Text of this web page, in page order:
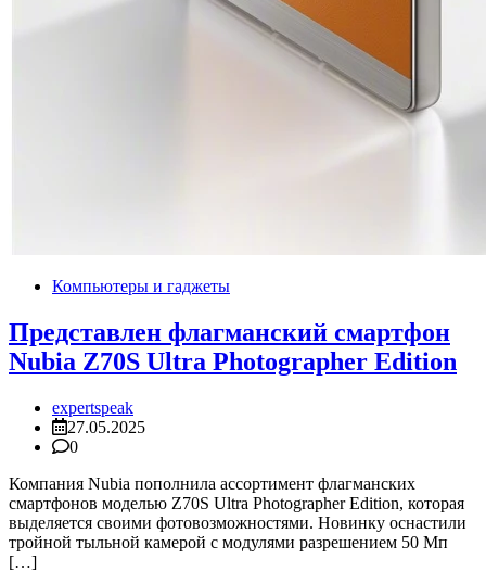
Компьютеры и гаджеты
Представлен флагманский смартфон
Nubia Z70S Ultra Photographer Edition
expertspeak
27.05.2025
0
Компания Nubia пополнила ассортимент флагманских
смартфонов моделью Z70S Ultra Photographer Edition, которая
выделяется своими фотовозможностями. Новинку оснастили
тройной тыльной камерой с модулями разрешением 50 Мп
[…]